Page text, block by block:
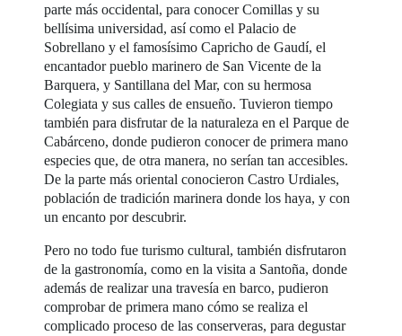
parte más occidental, para conocer Comillas y su
bellísima universidad, así como el Palacio de
Sobrellano y el famosísimo Capricho de Gaudí, el
encantador pueblo marinero de San Vicente de la
Barquera, y Santillana del Mar, con su hermosa
Colegiata y sus calles de ensueño. Tuvieron tiempo
también para disfrutar de la naturaleza en el Parque de
Cabárceno, donde pudieron conocer de primera mano
especies que, de otra manera, no serían tan accesibles.
De la parte más oriental conocieron Castro Urdiales,
población de tradición marinera donde los haya, y con
un encanto por descubrir.
Pero no todo fue turismo cultural, también disfrutaron
de la gastronomía, como en la visita a Santoña, donde
además de realizar una travesía en barco, pudieron
comprobar de primera mano cómo se realiza el
complicado proceso de las conserveras, para degustar